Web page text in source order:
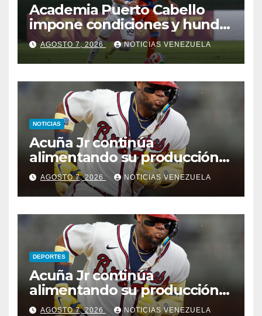
Academia Puerto Cabello
impone condiciones y hunde
al Caracas FC
AGOSTO 7, 2026 NOTICIAS VENEZUELA
NOTICIAS
Acuña Jr continúa
alimentando su producción
jonronera
AGOSTO 7, 2026 NOTICIAS VENEZUELA
DEPORTES
Acuña Jr continúa
alimentando su producción
jonronera
AGOSTO 7, 2026 NOTICIAS VENEZUELA